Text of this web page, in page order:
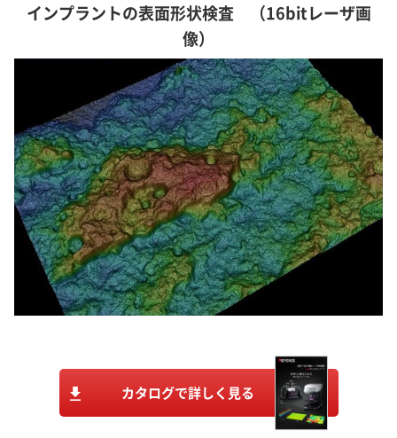
インプラントの表面形状検査 （16bitレーザ画
像）
カタログで詳しく見る